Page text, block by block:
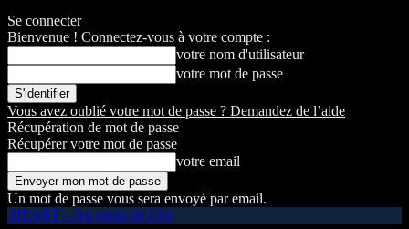
Se connecter
Bienvenue ! Connectez-vous à votre compte :
votre nom d'utilisateur
votre mot de passe
Vous avez oublié votre mot de passe ? Demandez de l’aide
Récupération de mot de passe
Récupérer votre mot de passe
votre email
Un mot de passe vous sera envoyé par email.
HEART – Au coeur de l'Art